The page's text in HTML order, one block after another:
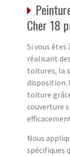
Cher 18
Si vous êtes
réalisant
toitures, la
disposition.
toiture
couverture
Nous
spécifiques